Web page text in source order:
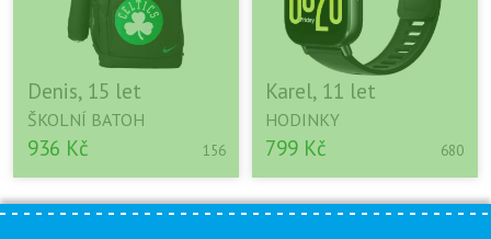
Denis, 15 let
ŠKOLNÍ BATOH
936 Kč 156
Karel, 11 let
HODINKY
799 Kč 680